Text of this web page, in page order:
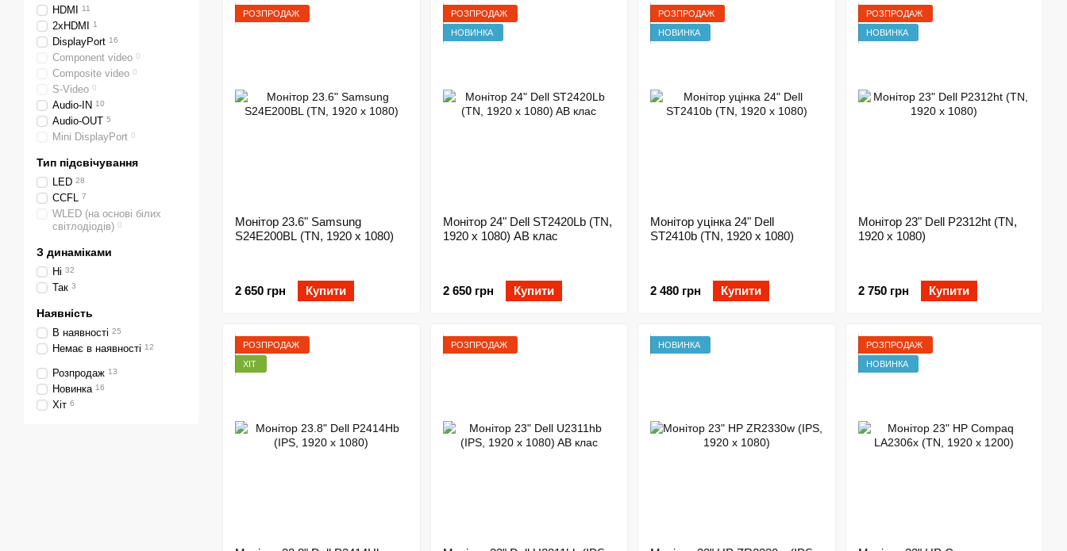
РОЗПРОДАЖ
Монітор 23.6" Samsung
S24E200BL (TN, 1920 x 1080)
2 650 грн Купити
РОЗПРОДАЖ
НОВИНКА
Монітор 24" Dell ST2420Lb (TN,
1920 x 1080) AB клас
2 650 грн Купити
РОЗПРОДАЖ
НОВИНКА
Монітор уцінка 24" Dell
ST2410b (TN, 1920 x 1080)
2 480 грн Купити
РОЗПРОДАЖ
НОВИНКА
Монітор 23" Dell P2312ht (TN,
1920 x 1080)
2 750 грн Купити
РОЗПРОДАЖ
ХІТ
РОЗПРОДАЖ НОВИНКА
РОЗПРОДАЖ
НОВИНКА
HDMI 11
2xHDMI 1
DisplayPort 16
Component video 0
Composite video 0
S-Video 0
Audio-IN 10
Audio-OUT 5
Mini DisplayPort 0
Тип підсвічування
LED 28
CCFL 7
WLED (на основі білих
світлодіодів) 0
З динаміками
Ні 32
Так 3
Наявність
В наявності 25
Немає в наявності 12
Розпродаж 13
Новинка 16
Хіт 6